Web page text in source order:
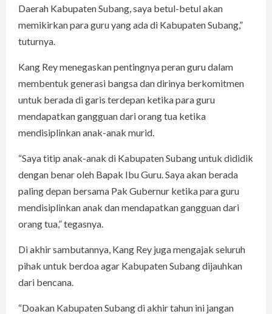
Daerah Kabupaten Subang, saya betul-betul akan
memikirkan para guru yang ada di Kabupaten Subang,”
tuturnya.
Kang Rey menegaskan pentingnya peran guru dalam
membentuk generasi bangsa dan dirinya berkomitmen
untuk berada di garis terdepan ketika para guru
mendapatkan gangguan dari orang tua ketika
mendisiplinkan anak-anak murid.
“Saya titip anak-anak di Kabupaten Subang untuk dididik
dengan benar oleh Bapak Ibu Guru. Saya akan berada
paling depan bersama Pak Gubernur ketika para guru
mendisiplinkan anak dan mendapatkan gangguan dari
orang tua,” tegasnya.
Di akhir sambutannya, Kang Rey juga mengajak seluruh
pihak untuk berdoa agar Kabupaten Subang dijauhkan
dari bencana.
“Doakan Kabupaten Subang di akhir tahun ini jangan